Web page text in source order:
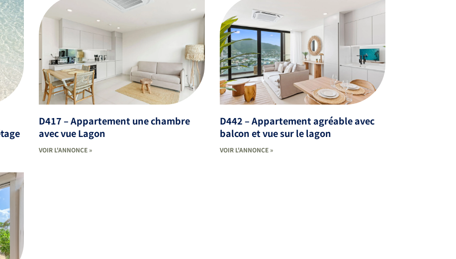
D417 – Appartement une chambre
avec vue Lagon
VOIR L'ANNONCE »
D442 – Appartement agréable avec
balcon et vue sur le lagon
VOIR L'ANNONCE »